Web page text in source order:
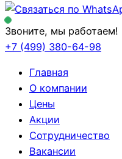
Звоните, мы работаем!
+7 (499) 380-64-98
Главная
О компании
Цены
Акции
Сотрудничество
Вакансии